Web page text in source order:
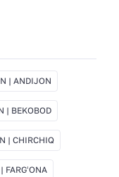
| ANDIJON
| BEKOBOD
| CHIRCHIQ
FARGʻONA